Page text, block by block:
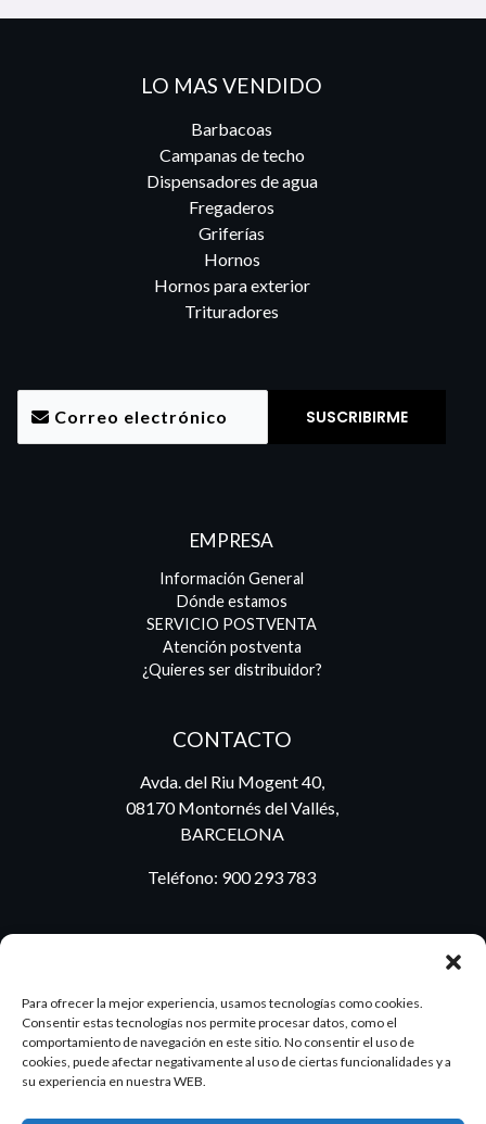
Para ofrecer la mejor experiencia, usamos tecnologías como cookies.
Consentir estas tecnologías nos permite procesar datos, como el
comportamiento de navegación en este sitio. No consentir el uso de
cookies, puede afectar negativamente al uso de ciertas funcionalidades y a
su experiencia en nuestra WEB.
LO MAS VENDIDO
Barbacoas
Campanas de techo
Dispensadores de agua
Fregaderos
Griferías
Hornos
Hornos para exterior
Trituradores
EMPRESA
Información General
Dónde estamos
SERVICIO POSTVENTA
Atención postventa
¿Quieres ser distribuidor?
CONTACTO
Avda. del Riu Mogent 40,
08170 Montornés del Vallés,
BARCELONA
Teléfono: 900 293 783